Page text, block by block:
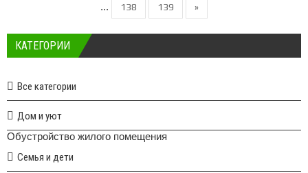
... 138 139 »
КАТЕГОРИИ
Все категории
Дом и уют
Обустройство жилого помещения
Семья и дети